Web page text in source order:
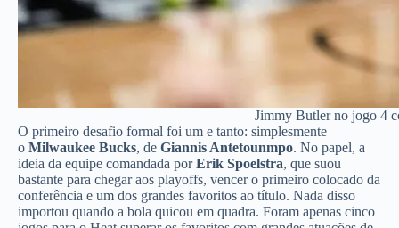
Jimmy Butler no jogo 4
O primeiro desafio formal foi um e tanto: simplesmente
o Milwaukee Bucks, de Giannis Antetounmpo. No papel, a
ideia da equipe comandada porErik Spoelstra, que suou
bastante para chegar aos playoffs, vencer o primeiro colocado da
conferência e um dos grandes favoritos ao título. Nada disso
importou quando a bola quicou em quadra. Foram apenas cinco